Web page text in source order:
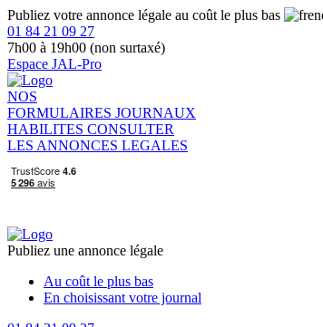
Publiez votre annonce légale au coût le plus bas
01 84 21 09 27
7h00 à 19h00 (non surtaxé)
Espace JAL-Pro
NOS
FORMULAIRES JOURNAUX
HABILITES CONSULTER
LES ANNONCES LEGALES
Publiez une annonce légale
Au coût le plus bas
En choisissant votre journal